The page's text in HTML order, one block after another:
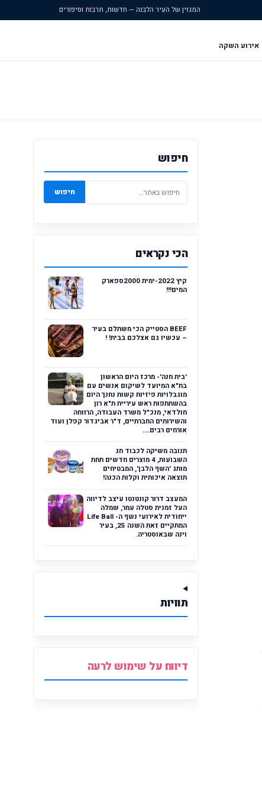
המגזין של העיר הלבנה — חדשות, תרבות וסיפורים
אירוע השקה
חיפוש
חיפוש
הכי נקראים
קיץ 2022-ימית 2000ספארק
המים!!!
BEEF הסטייק הכי משתלם בעיר
– עכשיו גם אצלכם בבית! !
'בית חנה'- מרכז היום הראשון
בת"א המיועד לשיקום אנשים עם
מוגבלויות פיזיות קשות נחנך היום
בהשתתפות ראש עיריית ת"א רון
חולדאי, מנכ"ל משרד העבודה, הרווחה
והשירותים החברתיים, ד"ר אביגדור קפלן ועוד
אורחים רבים....
תנובה משיקה לכבוד חג
השבועות, 4 מוצרים חדשים תחת
מותג 'השף הלבן', המבטיחים
תוצאה איכותית וקלות הכנה!
המעצב דרור קונטנטו עיצב לדיווה
העל זמנית סטלה עמר, שמלה
ייחודית לאירועי נשף ה- Life Ball
המתקיים זאת השנה 25, בעיר
וינה שבאוסטריה.
תוויות
דיווח על שימוש לרעה